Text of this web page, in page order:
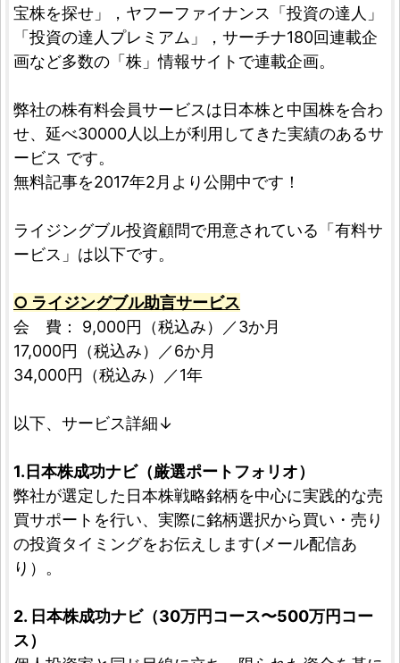
宝株を探せ」，ヤフーファイナンス「投資の達人」
「投資の達人プレミアム」，サーチナ180回連載企
画など多数の「株」情報サイトで連載企画。
弊社の株有料会員サービスは日本株と中国株を合わ
せ、延べ30000人以上が利用してきた実績のあるサ
ービス です。
無料記事を2017年2月より公開中です！
ライジングブル投資顧問で用意されている「有料サ
ービス」は以下です。
○ ライジングブル助言サービス
会 費： 9,000円（税込み）／3か月
17,000円（税込み）／6か月
34,000円（税込み）／1年
以下、サービス詳細↓
1.日本株成功ナビ（厳選ポートフォリオ）
弊社が選定した日本株戦略銘柄を中心に実践的な売
買サポートを行い、実際に銘柄選択から買い・売り
の投資タイミングをお伝えします(メール配信あ
り）。
2. 日本株成功ナビ（30万円コース〜500万円コー
ス）